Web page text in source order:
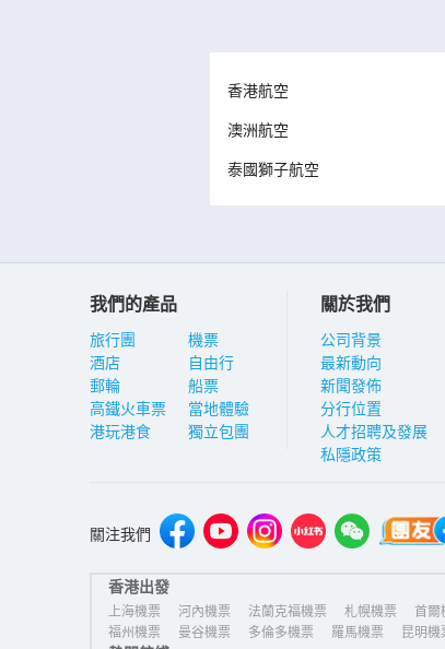
香港航空
澳洲航空
泰國獅子航空
我們的產品
旅行團
酒店
郵輪
高鐵火車票
港玩港食
機票
自由行
船票
當地體驗
獨立包團
關於我們
公司背景
最新動向
新聞發佈
分行位置
人才招聘及發展
私隱政策
關注我們
香港出發
上海機票 河內機票 法蘭克福機票 札幌機票 首爾
福州機票
曼谷機票 多倫多機票 羅馬機票 昆明機